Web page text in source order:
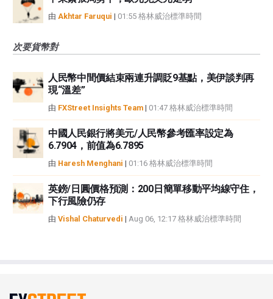
由 Akhtar Faruqui | 01:55 格林威治標準時間
次要貨幣對
人民幣中間價結束兩連升調貶9基點，美伊談判再
現“溫差”
由 FXStreet Insights Team | 01:47 格林威治標準時間
中國人民銀行將美元/人民幣參考匯率設定為
6.7904，前值為6.7895
由 Haresh Menghani | 01:16 格林威治標準時間
英鎊/日圓價格預測：200日簡單移動平均線守住，
下行風險仍存
由 Vishal Chaturvedi | Aug 06, 12:17 格林威治標準時間